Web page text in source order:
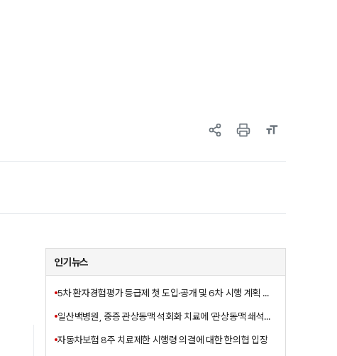
인기뉴스
5차 환자경험평가 등급제 첫 도입·공개 및 6차 시행 계획 발표
일산백병원, 중증 관상동맥 석회화 치료에 ‘관상동맥 쇄석술’ 도입
자동차보험 8주 치료제한 시행령 의결에 대한 한의협 입장